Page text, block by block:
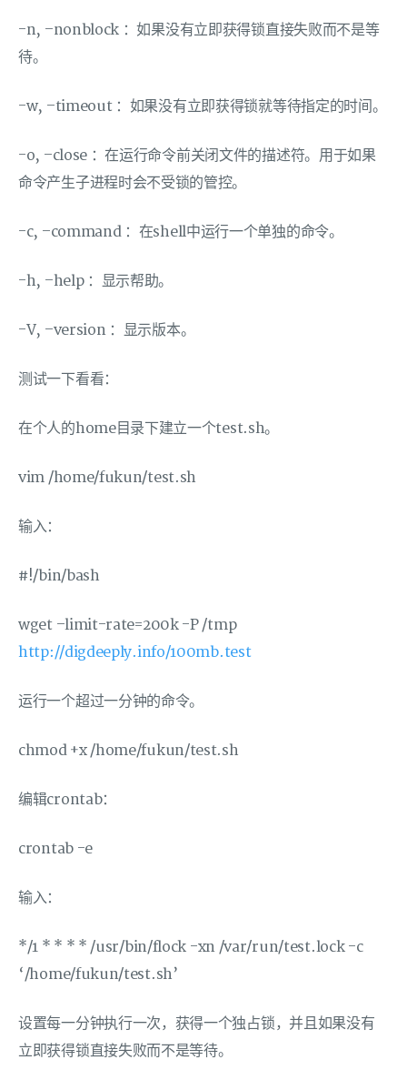
-n, –nonblock ：如果没有立即获得锁直接失败而不是等
待。
-w, –timeout ：如果没有立即获得锁就等待指定的时间。
-o, –close ：在运行命令前关闭文件的描述符。用于如果
命令产生子进程时会不受锁的管控。
-c, –command ：在shell中运行一个单独的命令。
-h, –help ：显示帮助。
-V, –version ：显示版本。
测试一下看看：
在个人的home目录下建立一个test.sh。
vim /home/fukun/test.sh
输入：
#!/bin/bash
wget –limit-rate=200k -P /tmp
http://digdeeply.info/100mb.test
运行一个超过一分钟的命令。
chmod +x /home/fukun/test.sh
编辑crontab：
crontab -e
输入：
*/1 * * * * /usr/bin/flock -xn /var/run/test.lock -c
‘/home/fukun/test.sh’
设置每一分钟执行一次，获得一个独占锁，并且如果没有
立即获得锁直接失败而不是等待。